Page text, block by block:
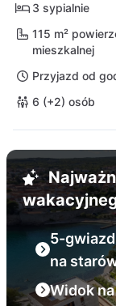
3 sypialnie
115 m²
mieszkalnej
Przyjazd od
6 (+2) osób
5-
na
Widok